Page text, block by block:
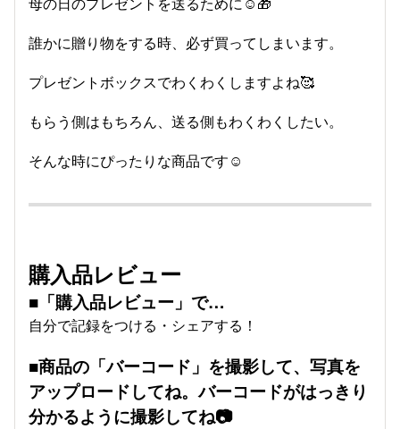
誰かに贈り物をする時、必ず買ってしまいます。
プレゼントボックスでわくわくしますよね🥰
もらう側はもちろん、送る側もわくわくしたい。
そんな時にぴったりな商品です☺️
購入品レビュー
■「購入品レビュー」で…
自分で記録をつける・シェアする！
■商品の「バーコード」を撮影して、写真を
アップロードしてね。バーコードがはっきり
分かるように撮影してね📷